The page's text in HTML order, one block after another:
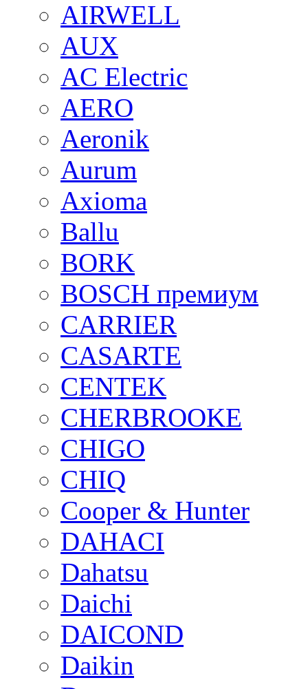
AIRWELL
AUX
AC Electric
AERO
Aeronik
Aurum
Axioma
Ballu
BORK
BOSCH премиум
CARRIER
CASARTE
CENTEK
CHERBROOKE
CHIGO
CHIQ
Cooper & Hunter
DAHACI
Dahatsu
Daichi
DAICOND
Daikin